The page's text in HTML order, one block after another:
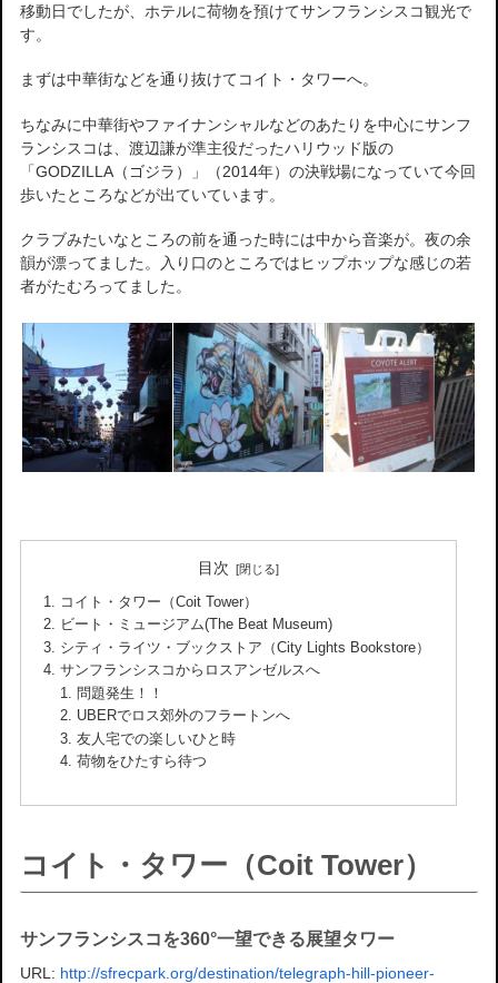
移動日でしたが、ホテルに荷物を預けてサンフランシスコ観光で
す。
まずは中華街などを通り抜けてコイト・タワーへ。
ちなみに中華街やファイナンシャルなどのあたりを中心にサンフ
ランシスコは、渡辺謙が準主役だったハリウッド版の
「GODZILLA（ゴジラ）」（2014年）の決戦場になっていて今回
歩いたところなどが出ていています。
クラブみたいなところの前を通った時には中から音楽が。夜の余
韻が漂ってました。入り口のところではヒップホップな感じの若
者がたむろってました。
目次
コイト・タワー（Coit Tower）
ビート・ミュージアム(The Beat Museum)
シティ・ライツ・ブックストア（City Lights Bookstore）
サンフランシスコからロスアンゼルスへ
問題発生！！
UBERでロス郊外のフラートンへ
友人宅での楽しいひと時
荷物をひたすら待つ
コイト・タワー（Coit Tower）
サンフランシスコを360°一望できる展望タワー
URL: http://sfrecpark.org/destination/telegraph-hill-pioneer-